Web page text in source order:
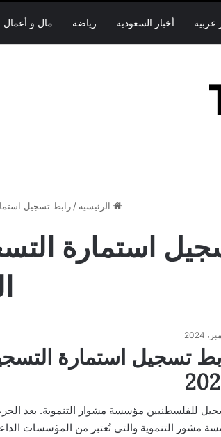
عربية أخبار السعودية رياضة مال و أعمال
الرئيسية / رابط تسجيل
استمارة
تسجيل استمارة
للفلسطنيين مؤسسة مشوار التنموية. بعد
مشور التنموية والتي تُعتبر من المؤسسات